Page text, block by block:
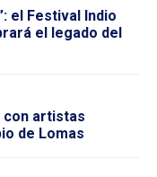
el Festival Indio
el legado del
con artistas
de Lomas